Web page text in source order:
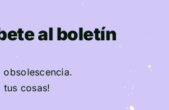
al boletín
obsolescencia.
tus cosas!